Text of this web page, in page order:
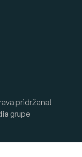
pridržana!
grupe